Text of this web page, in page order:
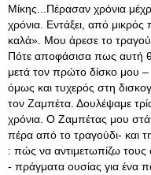
Μίκης...Πέρασαν χρόνια
χρόνια. Εντάξει, από
καλά». Μου άρεσε το
Πότε αποφάσισα πως αυτή
μετά τον πρώτο δίσκο μου
όμως και τυχερός στη
τον Ζαμπέτα. Δουλέψαμε
χρόνια. Ο Ζαμπέτας μου
πέρα από το τραγούδι- και
: πώς να αντιμετωπίζω
- πράγματα ουσίας για ένα